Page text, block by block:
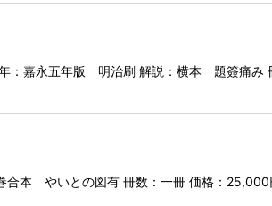
：嘉永五年版 明治刷 解説：横本 題簽痛み
やいとの図有 冊数：一冊 価格：25,000